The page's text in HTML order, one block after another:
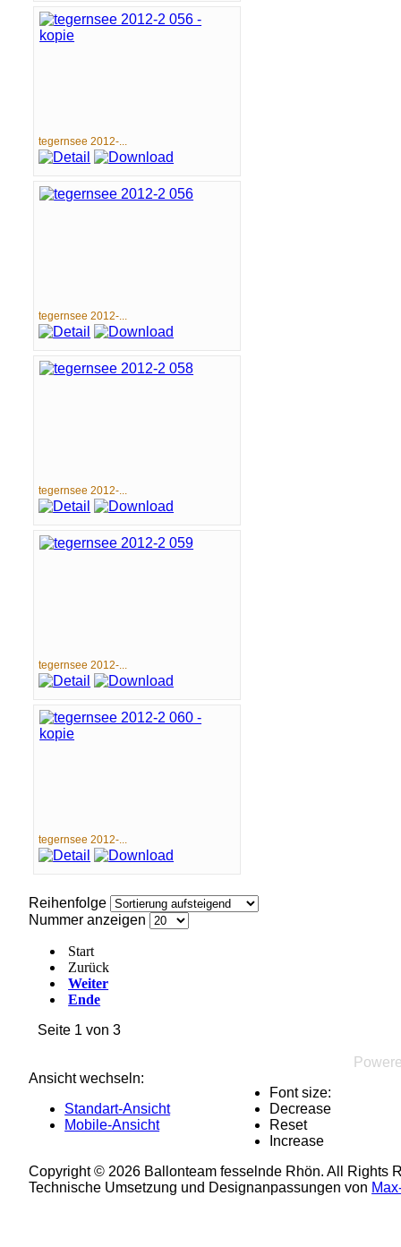
tegernsee 2012-...
tegernsee 2012-...
tegernsee 2012-...
tegernsee 2012-...
tegernsee 2012-...
Reihenfolge
Nummer anzeigen
Start
Zurück
Weiter
Ende
Seite 1 von 3
Ansicht wechseln:
Standart-Ansicht
Mobile-Ansicht
Font size:
Decrease
Reset
Increase
Copyright © 2026 Ballonteam fesselnde Rhön. All Rights
Technische Umsetzung und Designanpassungen von